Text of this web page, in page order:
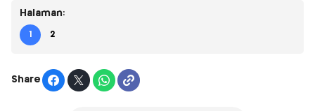
Halaman:
1 2
Share